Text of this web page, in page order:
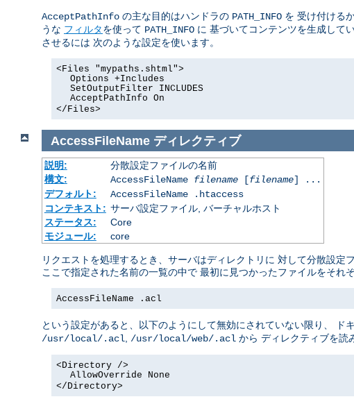
AcceptPathInfo の主な目的はハンドラの PATH_INFO を 受け付ける
うな フィルタを使って PATH_INFO に 基づいてコンテンツを生成して
させるには 次のような設定を使います。
<Files "mypaths.shtml">
Options +Includes
SetOutputFilter INCLUDES
AcceptPathInfo On
</Files>
AccessFileName ディレクティブ
説明:
分散設定ファイルの名前
構文:
AccessFileName filename[filename] ...
デフォルト:
AccessFileName .htaccess
コンテキスト: サーバ設定ファイル, バーチャルホスト
ステータス:
Core
モジュール:
core
リクエストを処理するとき、サーバはディレクトリに 対して分散設定
ここで指定された名前の一覧の中で 最初に見つかったファイルをそれ
AccessFileName .acl
という設定があると、以下のようにして無効にされていない限り、 ド
/usr/local/.acl, /usr/local/web/.acl から ディレクティブを読
<Directory />
AllowOverride None
</Directory>